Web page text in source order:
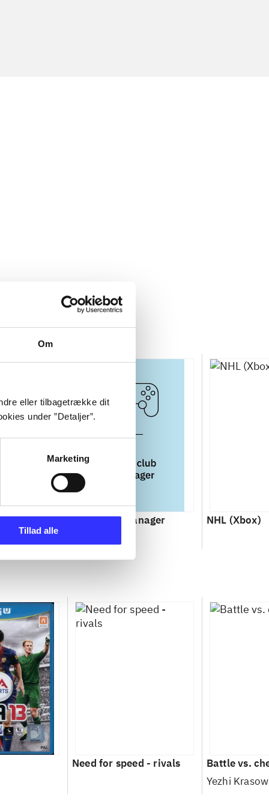
Om
eller tilbagetrække dit
under ”Detaljer”.
Marketing
Tillad alle
: SBK
Total club manager NHL (Xbox)
Need for speed - rivals
Battle vs.
Yezhi